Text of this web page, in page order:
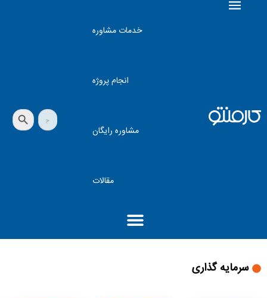
خدمات مشاوره
انجام پروژه
مشاوره رایگان
مقالات
جستجو
برای:
دکمه جستجو
سرمایه گذاری